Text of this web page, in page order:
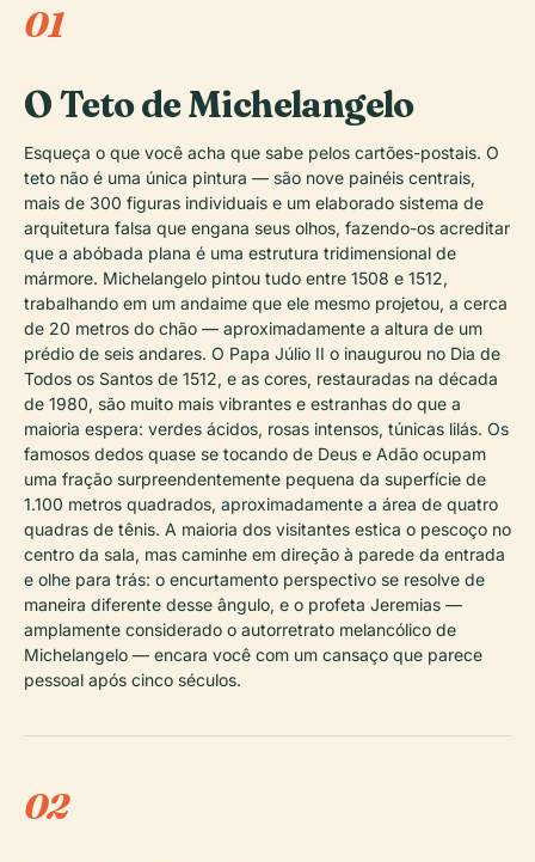
01
O Teto de Michelangelo
Esqueça o que você acha que sabe pelos cartões-postais. O
teto não é uma única pintura — são nove painéis centrais,
mais de 300 figuras individuais e um elaborado sistema de
arquitetura falsa que engana seus olhos, fazendo-os acreditar
que a abóbada plana é uma estrutura tridimensional de
mármore. Michelangelo pintou tudo entre 1508 e 1512,
trabalhando em um andaime que ele mesmo projetou, a cerca
de 20 metros do chão — aproximadamente a altura de um
prédio de seis andares. O Papa Júlio II o inaugurou no Dia de
Todos os Santos de 1512, e as cores, restauradas na década
de 1980, são muito mais vibrantes e estranhas do que a
maioria espera: verdes ácidos, rosas intensos, túnicas lilás. Os
famosos dedos quase se tocando de Deus e Adão ocupam
uma fração surpreendentemente pequena da superfície de
1.100 metros quadrados, aproximadamente a área de quatro
quadras de tênis. A maioria dos visitantes estica o pescoço no
centro da sala, mas caminhe em direção à parede da entrada
e olhe para trás: o encurtamento perspectivo se resolve de
maneira diferente desse ângulo, e o profeta Jeremias —
amplamente considerado o autorretrato melancólico de
Michelangelo — encara você com um cansaço que parece
pessoal após cinco séculos.
02